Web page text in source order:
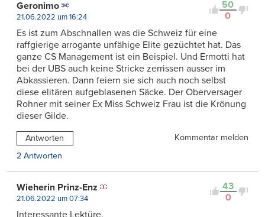
50
0
Geronimo
21.06.2022 um 16:24
Es ist zum Abschnallen was die Schweiz für eine
raffgierige arrogante unfähige Elite gezüchtet hat. Das
ganze CS Management ist ein Beispiel. Und Ermotti hat
bei der UBS auch keine Stricke zerrissen ausser im
Abkassieren. Dann feiern sie sich auch noch selbst
diese elitären aufgeblasenen Säcke. Der Oberversager
Rohner mit seiner Ex Miss Schweiz Frau ist die Krönung
dieser Gilde.
Antworten
Kommentar melden
2 Antworten
43
0
Wieherin Prinz-Enz
21.06.2022 um 07:34
Interessante Lektüre.